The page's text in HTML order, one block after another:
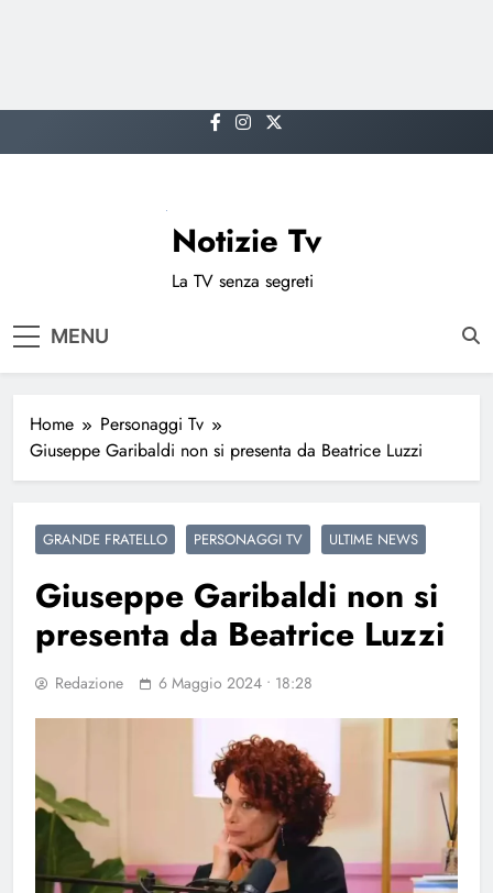
to
Notizie Tv
La TV senza segreti
MENU
Home
Personaggi Tv
Giuseppe Garibaldi non si presenta da Beatrice Luzzi
GRANDE FRATELLO PERSONAGGI TV ULTIME NEWS
Giuseppe Garibaldi non si
presenta da Beatrice Luzzi
Redazione 6 Maggio 2024 • 18:28